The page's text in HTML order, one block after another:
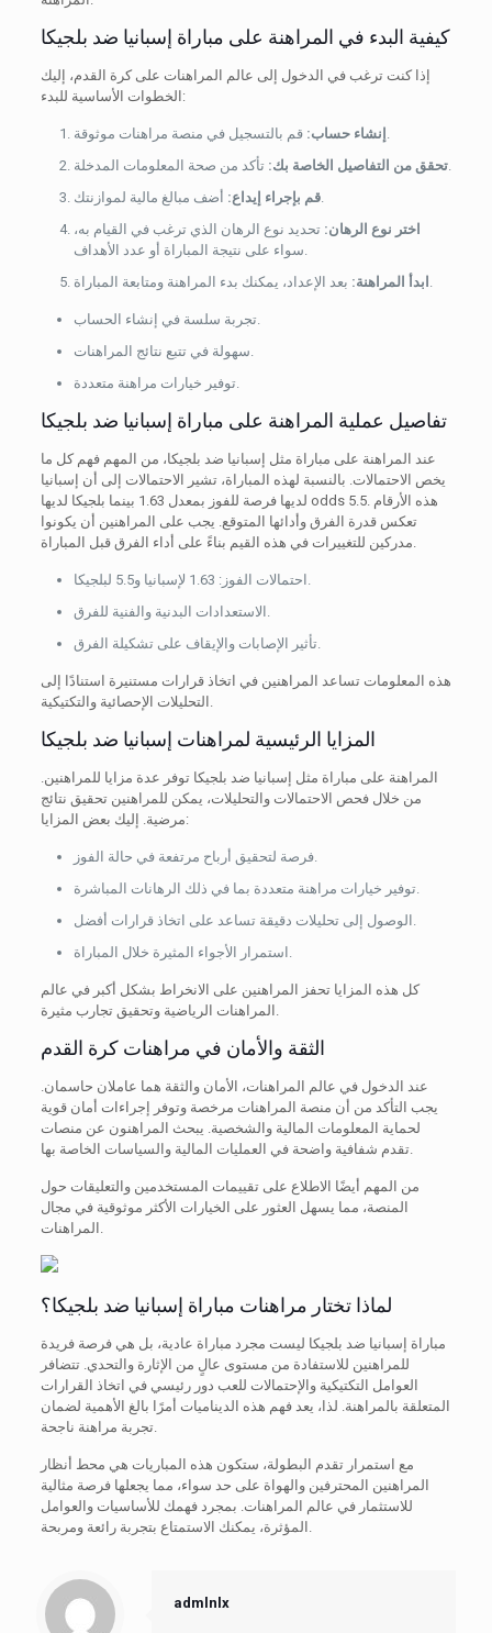
كيفية البدء في المراهنة على مباراة إسبانيا ضد بلجيكا
إذا كنت ترغب في الدخول إلى عالم المراهنات على كرة القدم، إليك
الخطوات الأساسية للبدء:
إنشاء حساب:
تحقق من التفاصيل الخاصة بك:تأكد من صحة المعلومات المدخلة.
قم بإجراء إيداع:أضف مبالغ مالية لموازنتك.
اختر نوع الرهان: تحديد نوع الرهان الذي ترغب في القيام به،
ابدأ المراهنة:
تفاصيل عملية المراهنة على مباراة إسبانيا ضد بلجيكا
عند المراهنة على مباراة مثل إسبانيا ضد بلجيكا، من المهم فهم كل ما
يخص الاحتمالات. بالنسبة لهذه المباراة، تشير الاحتمالات إلى أن إسبانيا
لديها فرصة للفوز بمعدل 1.63 بينما بلجيكا لديها odds 5.5. هذه الأرقام
تعكس قدرة الفرق وأدائها المتوقع. يجب على المراهنين أن يكونوا
هذه المعلومات تساعد المراهنين في اتخاذ قرارات مستنيرة استنادًا إلى
المزايا الرئيسية لمراهنات إسبانيا ضد بلجيكا
المراهنة على مباراة مثل إسبانيا ضد بلجيكا توفر عدة مزايا للمراهنين.
من خلال فحص الاحتمالات والتحليلات، يمكن للمراهنين تحقيق نتائج
مرضية. إليك بعض المزايا:
فرصة لتحقيق أرباح مرتفعة في حالة الفوز.
كل هذه المزايا تحفز المراهنين على الانخراط بشكل أكبر في عالم
الثقة والأمان في مراهنات كرة القدم
عند الدخول في عالم المراهنات، الأمان والثقة هما عاملان حاسمان.
يجب التأكد من أن منصة المراهنات مرخصة وتوفر إجراءات أمان قوية
لحماية المعلومات المالية والشخصية. يبحث المراهنون عن منصات
تقدم شفافية واضحة في العمليات المالية والسياسات الخاصة بها.
من المهم أيضًا الاطلاع على تقييمات المستخدمين والتعليقات حول
المنصة، مما يسهل العثور على الخيارات الأكثر موثوقية في مجال
لماذا تختار مراهنات مباراة إسبانيا ضد بلجيكا؟
مباراة إسبانيا ضد بلجيكا ليست مجرد مباراة عادية، بل هي فرصة فريدة
للمراهنين للاستفادة من مستوى عالٍ من الإثارة والتحدي. تتضافر
العوامل التكتيكية والإحتمالات للعب دور رئيسي في اتخاذ القرارات
المتعلقة بالمراهنة. لذا، يعد فهم هذه الديناميات أمرًا بالغ الأهمية لضمان
تجربة مراهنة ناجحة.
مع استمرار تقدم البطولة، ستكون هذه المباريات هي محط أنظار
المراهنين المحترفين والهواة على حد سواء، مما يجعلها فرصة مثالية
للاستثمار في عالم المراهنات. بمجرد فهمك للأساسيات والعوامل
admlnlx